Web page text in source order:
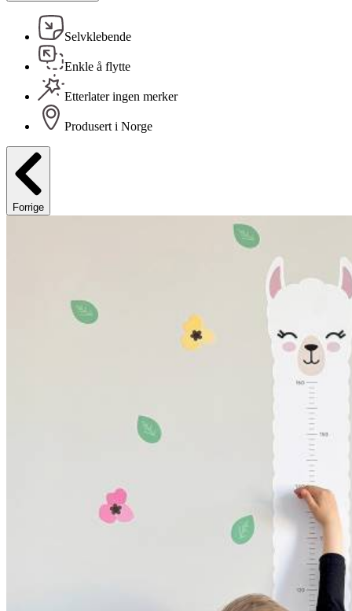
Selvklebende
Enkle å flytte
Etterlater ingen merker
Produsert i Norge
Forrige